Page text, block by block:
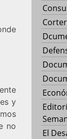
y
no
El